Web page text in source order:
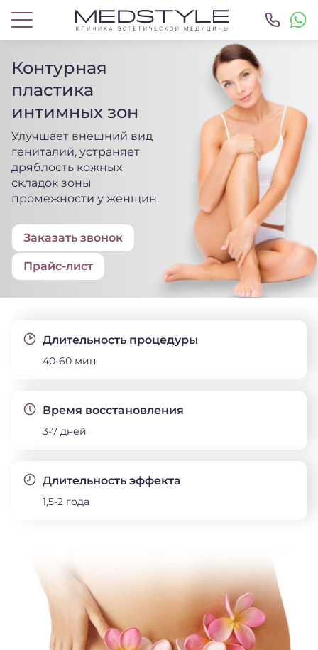
Контурная
пластика
интимных зон
Улучшает внешний вид
гениталий, устраняет
дряблость кожных
складок зоны
промежности у женщин.
Заказать звонок
Прайс-лист
Длительность процедуры
40-60 мин
Время восстановления
3-7 дней
Длительность эффекта
1,5-2 года